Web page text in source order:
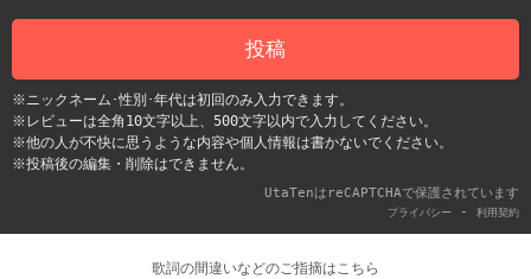
投稿
※ニックネーム･性別･年代は初回のみ入力できます。
※レビューは全角10文字以上、500文字以内で入力してください。
※他の人が不快に思うような内容や個人情報は書かないでください。
※投稿後の編集・削除はできません。
UtaTenはreCAPTCHAで保護されています
プライバシー - 利用契約
歌詞の間違いなどのご指摘はこちら